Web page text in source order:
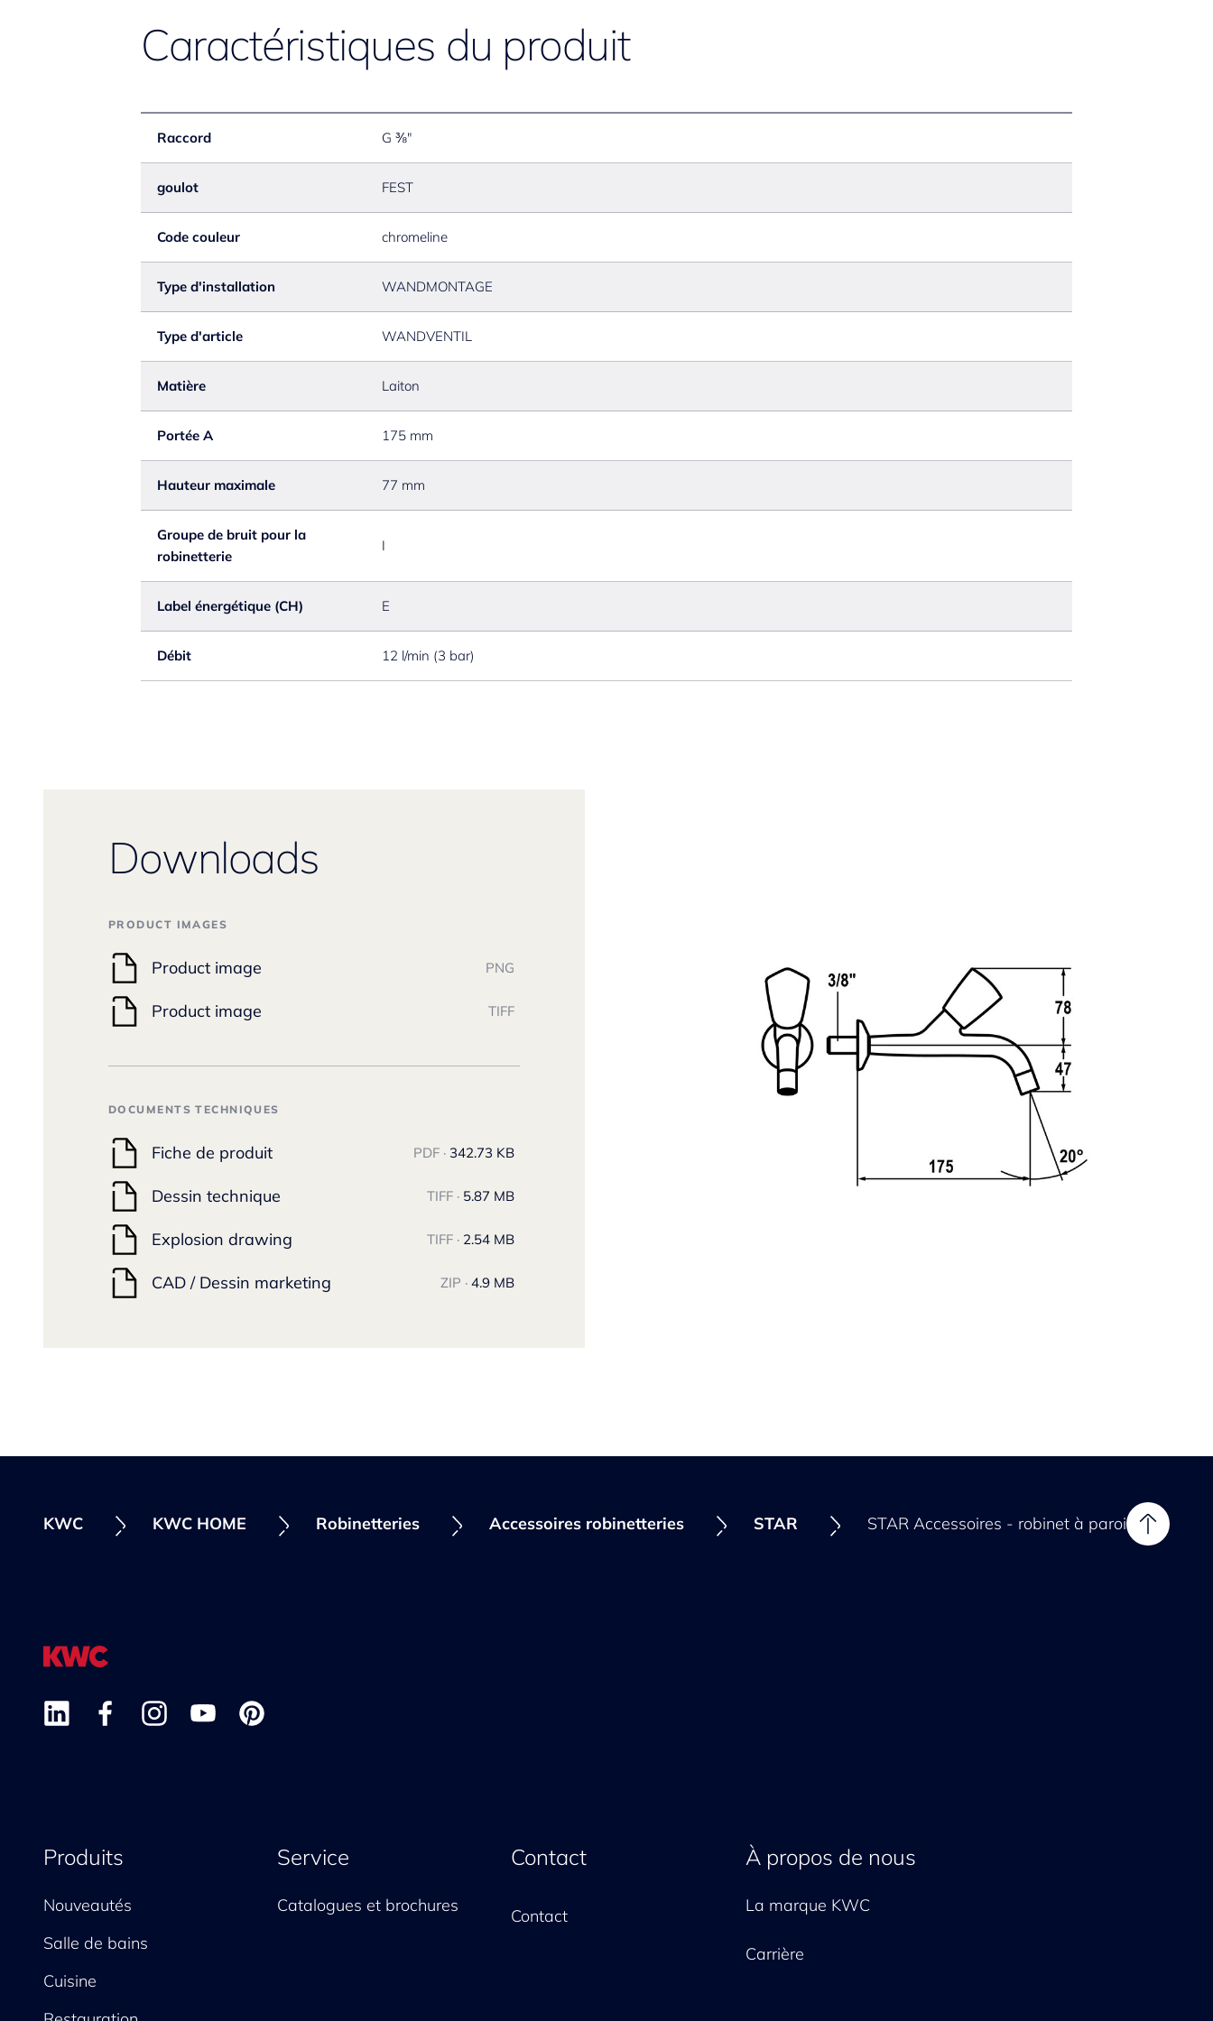
Caractéristiques du produit
Raccord G ⅜"
goulot FEST
Code couleur chromeline
Type d'installation WANDMONTAGE
Type d'article WANDVENTIL
Matière Laiton
Portée A 175 mm
Hauteur maximale 77 mm
Groupe de bruit pour la
robinetterie
I
Label énergétique (CH) E
Débit 12 l/min (3 bar)
Downloads
PRODUCT IMAGES
Product image PNG
Product image TIFF
DOCUMENTS TECHNIQUES
Fiche de produit PDF · 342.73 KB
Dessin technique TIFF · 5.87 MB
Explosion drawing TIFF · 2.54 MB
CAD / Dessin marketing ZIP · 4.9 MB
KWC KWC HOME Robinetteries Accessoires robinetteries STAR STAR Accessoires - robinet à paroi
Produits
Nouveautés
Salle de bains
Cuisine
Service
Catalogues et brochures
Contact
Contact
À propos de nous
La marque KWC
Carrière